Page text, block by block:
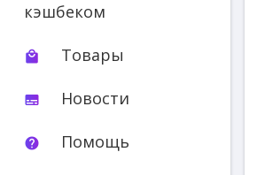
кэшбеком
local_mall Товары
subtitles Новости
help Помощь